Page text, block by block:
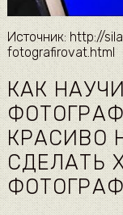
Источник: http://
fotografirovat.html
КАК
КРАСИВО
СДЕЛАТЬ